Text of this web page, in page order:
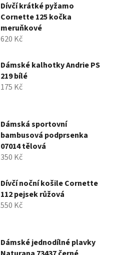
Dívčí krátké pyžamo
Cornette 125 kočka
meruňkové
620 Kč
Dámské kalhotky Andrie PS
219 bílé
175 Kč
Dámská sportovní
bambusová podprsenka
07014 tělová
350 Kč
Dívčí noční košile Cornette
112 pejsek růžová
550 Kč
Dámské jednodílné plavky